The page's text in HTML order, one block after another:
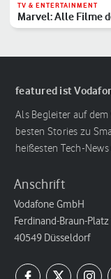
TV & ENTERTAINMENT
Marvel: Alle Filme
Reihenfolge
featured ist
Als Begleiter auf
besten Stories zu
heißesten Tech-
Anschrift
Vodafone GmbH
Ferdinand-Braun-Platz
40549 Düsseldorf